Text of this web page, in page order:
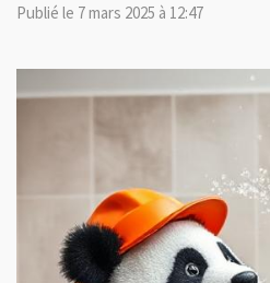
Publié le 7 mars 2025 à 12:47